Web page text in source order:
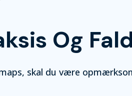
Og
skal du være